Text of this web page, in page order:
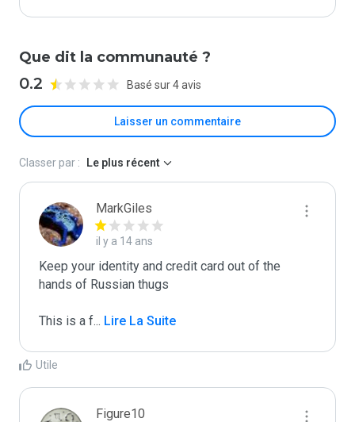
Que dit la communauté ?
0.2 Basé sur 4 avis
Laisser un commentaire
Classer par : Le plus récent
MarkGiles
il y a 14 ans
Keep your identity and credit card out of the
hands of Russian thugs
This is a f... Lire La Suite
Utile
Figure10